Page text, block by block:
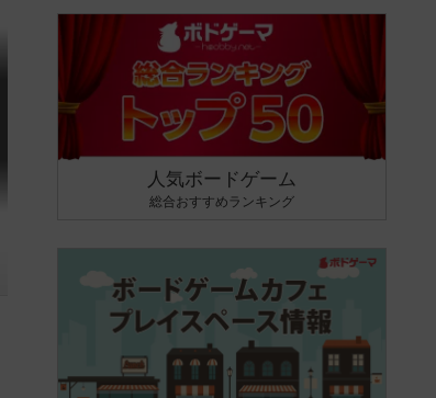
人気ボードゲーム
総合おすすめランキング